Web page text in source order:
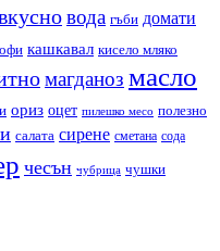
вода гъби домати
кашкавал кисело мляко
магданоз масло
ориз оцет пилешко месо полезно
салата сирене сметана сода
чесън чубрица чушки